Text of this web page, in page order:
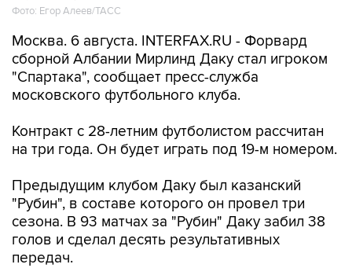
Фото: Егор Алеев/ТАСС
Москва. 6 августа. INTERFAX.RU - Форвард
сборной Албании Мирлинд Даку стал игроком
"Спартака", сообщает пресс-служба
московского футбольного клуба.
Контракт с 28-летним футболистом рассчитан
на три года. Он будет играть под 19-м номером.
Предыдущим клубом Даку был казанский
"Рубин", в составе которого он провел три
сезона. В 93 матчах за "Рубин" Даку забил 38
голов и сделал десять результативных
передач.